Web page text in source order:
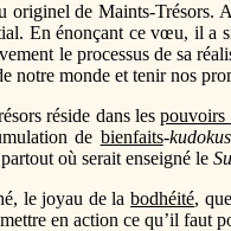
de Maints-Trésors.
En énonçant ce vœu, il
le processus de sa
notre monde et tenir nos
réside dans lespouvoirs
de bienfaits-kudokus
où serait enseigné le
le joyau de labodhéité,
mettre en action ce qu’il faut